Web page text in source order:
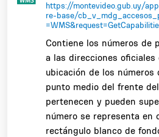
https://montevideo.gub.uy/
re-base/
Contiene los números de
a las direcciones oficiales
ubicación de los números
punto medio del frente
pertenecen y pueden
número se representa en
rectángulo blanco de